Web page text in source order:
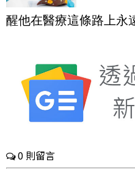
醒他在醫療這條路上永